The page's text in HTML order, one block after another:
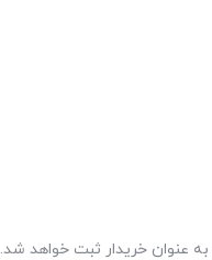
به عنوان خریدار ثبت خواهد شد.